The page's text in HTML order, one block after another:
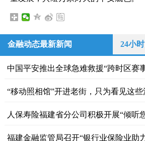
金融动态最新新闻 24小
中国平安推出全球急难救援“跨时区赛
“移动照相馆”开进老街，只为看见这些
人保寿险福建省分公司积极开展“倾听
福建金融监管局召开“银行业保险业助